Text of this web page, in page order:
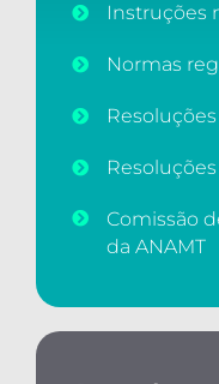
Instruções
Normas
Resoluções
Comissão
da ANAMT